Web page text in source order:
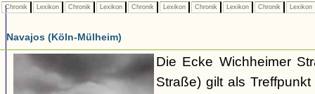
Chronik Lexikon Chronik Lexikon Chronik Lexikon Chronik Lexikon Chronik Lexikon
Navajos (Köln-Mülheim)
Die Ecke Wichheimer
Straße) gilt als